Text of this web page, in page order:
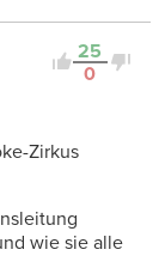
25
0
Zirkus
wie sie alle